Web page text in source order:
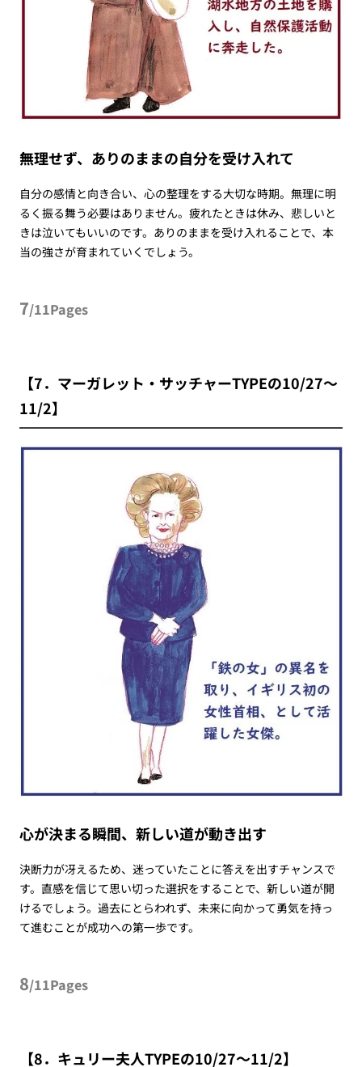
無理せず、ありのままの自分を受け入れて
自分の感情と向き合い、心の整理をする大切な時期。無理に明
るく振る舞う必要はありません。疲れたときは休み、悲しいと
きは泣いてもいいのです。ありのままを受け入れることで、本
当の強さが育まれていくでしょう。
7/11Pages
【7．マーガレット・サッチャーTYPEの10/27～
11/2】
心が決まる瞬間、新しい道が動き出す
決断力が冴えるため、迷っていたことに答えを出すチャンスで
す。直感を信じて思い切った選択をすることで、新しい道が開
けるでしょう。過去にとらわれず、未来に向かって勇気を持っ
て進むことが成功への第一歩です。
8/11Pages
【8．キュリー夫人TYPEの10/27～11/2】